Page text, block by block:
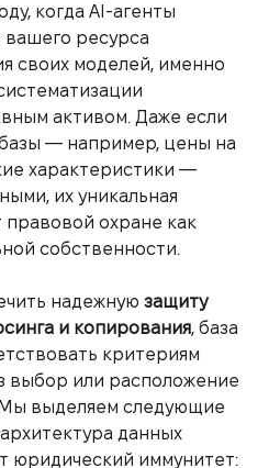
когда AI-агенты
вашего ресурса
своих моделей, именно
активом. Даже если
— например, цены на
характеристики —
их уникальная
охране как
собственности.
надежную защиту
и копирования, база
критериям
выбор или расположение
Мы выделяем следующие
данных
юридический иммунитет: